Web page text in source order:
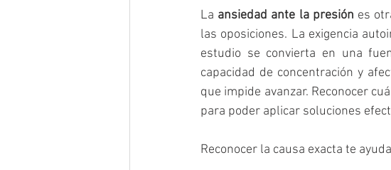
La ansiedad ante la presión es
las oposiciones. La exigencia
estudio se convierta en una
capacidad de concentración y
que impide avanzar. Reconocer
para poder aplicar soluciones
Reconocer la causa exacta te